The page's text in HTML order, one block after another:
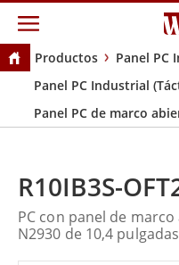
Productos
Panel PC
Panel PC Industrial
Panel PC de marco
R10IB3S-
PC con panel de
N2930 de 10,4 pulgadas